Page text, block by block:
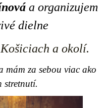
a organizujem
dielne
a okolí.
mám za sebou viac ako
stretnutí.